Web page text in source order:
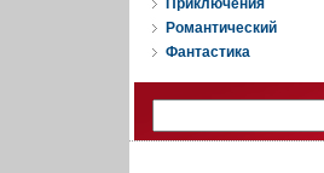
Приключения
Романтический
Фантастика